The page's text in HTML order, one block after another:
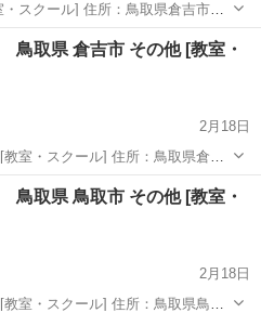
鳥取県倉吉市上
の教室の情報です。 この投稿は投稿日時点の情報です。 ご...
鳥取県 倉吉市 その他 [教室・
2月18日
] 住所：鳥取県倉吉
で
鳥取県 鳥取市 その他 [教室・
2月18日
] 住所：鳥取県鳥取